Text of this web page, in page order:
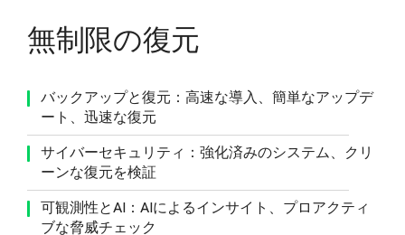
無制限の復元
バックアップと復元：高速な導入、簡単なアップデ
ート、迅速な復元
サイバーセキュリティ：強化済みのシステム、クリ
ーンな復元を検証
可観測性とAI：AIによるインサイト、プロアクティ
ブな脅威チェック